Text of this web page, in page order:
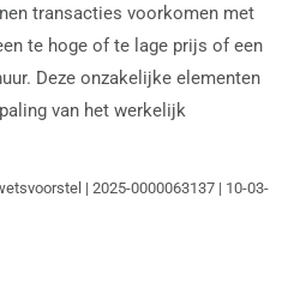
transacties voorkomen met
te hoge of te lage prijs of een
Deze onzakelijke elementen
van het werkelijk
| 2025-0000063137 | 10-03-